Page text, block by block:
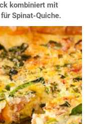
kombiniert mit
Spinat-Quiche.